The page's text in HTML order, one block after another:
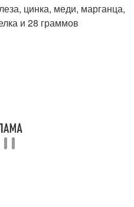
цинка, меди, марганца,
и 28 граммов